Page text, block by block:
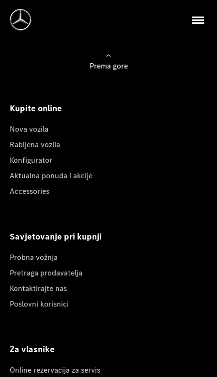
Prema gore
Kupite online
Nova vozila
Rabljena vozila
Konfigurator
Aktualna ponuda i akcije
Accessories
Savjetovanje pri kupnji
Probna vožnja
Pretraga prodavatelja
Kontaktirajte nas
Poslovni korisnici
Za vlasnike
Online rezervacija za servis